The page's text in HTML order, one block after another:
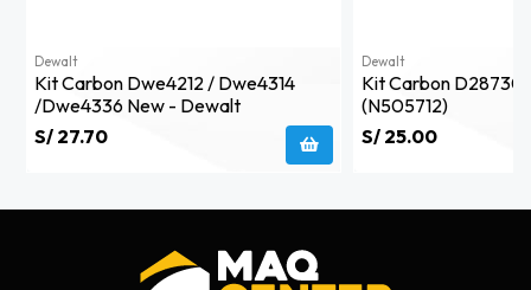
Dewalt
Kit Carbon Dwe4212 / Dwe4314
/dwe4336 New - Dewalt
S/ 27.70
Dewalt
Kit Carbon
(n505712)
S/ 25.00